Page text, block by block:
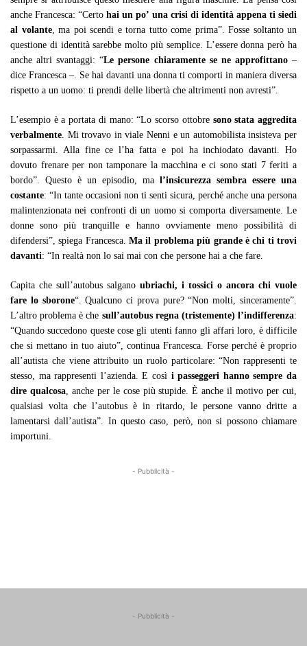
anche Francesca: “Certohai un po’ una crisi di identità appena ti siedi
al volante, ma poi scendi e torna tutto come prima”. Fosse soltanto un
questione di identità sarebbe molto più semplice. L’essere donna però ha
anche altri svantaggi: “Le persone chiaramente se ne approfittano–
dice Francesca –. Se hai davanti una donna ti comporti in maniera diversa
rispetto a un uomo: ti prendi delle libertà che altrimenti non avresti”.
L’esempio è a portata di mano: “Lo scorso ottobre sono stata aggredita
verbalmente. Mi trovavo in viale Nenni e un automobilista insisteva per
sorpassarmi. Alla fine ce l’ha fatta e poi ha inchiodato davanti. Ho
dovuto frenare per non tamponare la macchina e ci sono stati 7 feriti a
bordo”. Questo è un episodio, ma l’insicurezza sembra essere una
costante: “In tante occasioni non ti senti sicura, perché anche una persona
malintenzionata nei confronti di un uomo si comporta diversamente. Le
donne sono più tranquille e hanno ovviamente meno possibilità di
difendersi”, spiega Francesca. Ma il problema più grande è chi ti trovi
davanti: “In realtà non lo sai mai con che persone hai a che fare.
Capita che sull’autobus salgano ubriachi, i tossici o ancora chi vuole
fare lo sborone“. Qualcuno ci prova pure? “Non molti, sinceramente”.
L’altro problema è che sull’autobus regna (tristemente) l’indifferenza:
“Quando succedono queste cose gli utenti fanno gli affari loro, è difficile
che si mettano in tuo aiuto”, continua Francesca. Forse perché è proprio
all’autista che viene attribuito un ruolo particolare: “Non rappresenti te
stesso, ma rappresenti l’azienda. E così i passeggeri hanno sempre da
dire qualcosa, anche per le cose più stupide. È anche il motivo per cui,
qualsiasi volta che l’autobus è in ritardo, le persone vanno dritte a
lamentarsi dall’autista”. In questo caso, però, non si possono chiamare
importuni.
- Pubblicità -
- Pubblicità -